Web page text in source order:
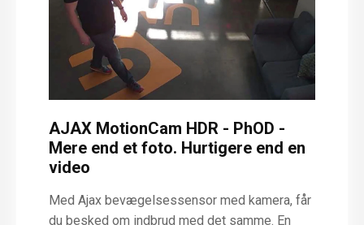
AJAX MotionCam HDR - PhOD -
Mere end et foto. Hurtigere end en
video
Med Ajax bevægelsessensor med kamera, får
du besked om indbrud med det samme. En